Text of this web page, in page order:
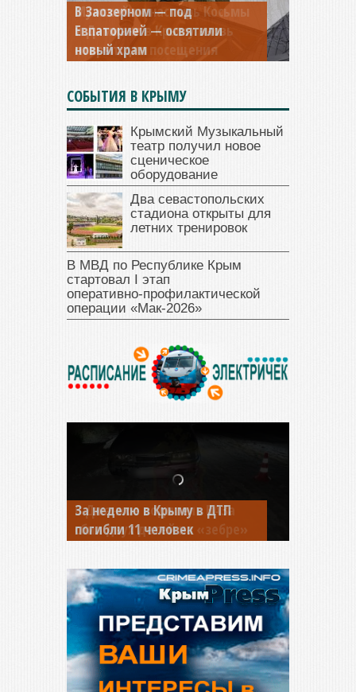
Мужской монастырь Косьмы
и Дамиана в Крыму вновь
открыт для посещения
СОБЫТИЯ В КРЫМУ
Крымский Музыкальный
театр получил новое
сценическое
оборудование
Два севастопольских
стадиона открыты для
летних тренировок
В МВД по Республике Крым
стартовал I этап
оперативно‑профилактической
операции «Мак‑2026»
В Джанкое водитель ВАЗа
сбил двух детей на «зебре»